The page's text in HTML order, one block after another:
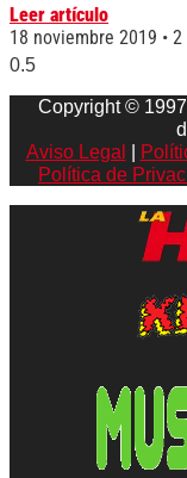
Leer artículo
18 noviembre 2019
2
Copyright ©
Aviso Legal
Política de